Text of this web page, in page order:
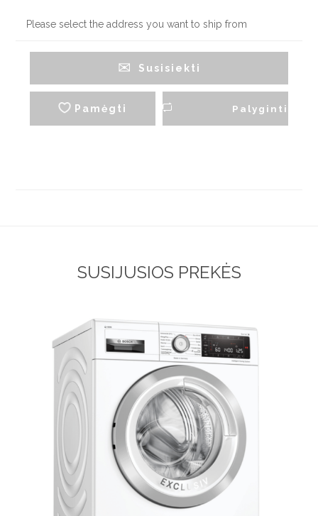
Please select the address you want to ship from
Pamėgti
Susisiekti
Palyginti
SUSIJUSIOS PREKĖS